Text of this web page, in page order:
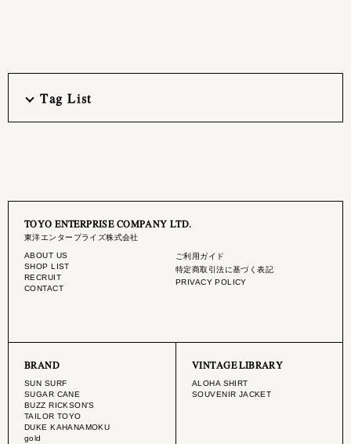
Tag List
TOYO ENTERPRISE COMPANY LTD.
東洋エンタープライズ株式会社
ABOUT US
SHOP LIST
RECRUIT
CONTACT
ご利用ガイド
特定商取引法に基づく表記
PRIVACY POLICY
BRAND
SUN SURF
SUGAR CANE
BUZZ RICKSON'S
TAILOR TOYO
DUKE KAHANAMOKU
gold
VINTAGE LIBRARY
ALOHA SHIRT
SOUVENIR JACKET